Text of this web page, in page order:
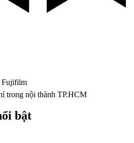
Fujifilm
trong nội thành TP.HCM
bật